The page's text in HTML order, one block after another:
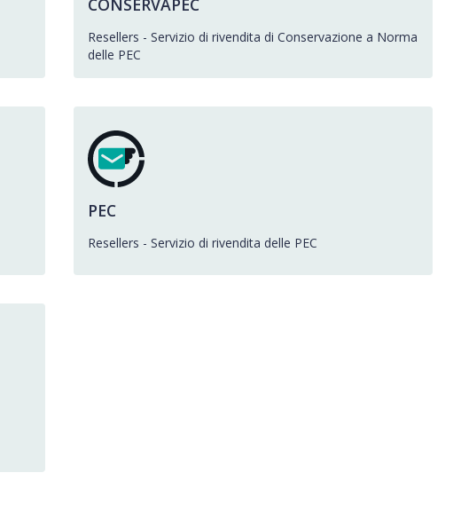
Resellers - Servizio di rivendita di Conservazione a Norma
delle PEC
PEC
Resellers - Servizio di rivendita delle PEC